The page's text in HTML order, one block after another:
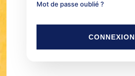
Mot de passe oublié ?
CONNEXION